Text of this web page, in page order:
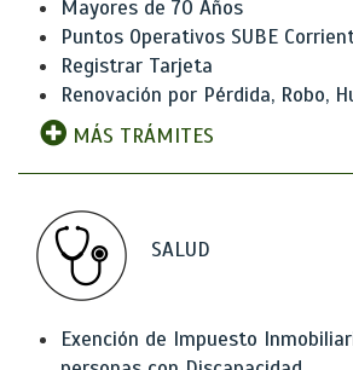
Mayores de 70 Años
Puntos Operativos SUBE
Registrar Tarjeta
Renovación por Pérdida, Robo,
MÁS TRÁMITES
SALUD
Exención de Impuesto